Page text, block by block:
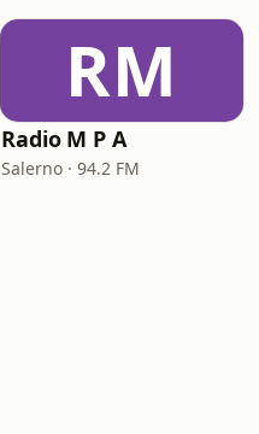
RM
Radio M P A
Salerno · 94.2 FM